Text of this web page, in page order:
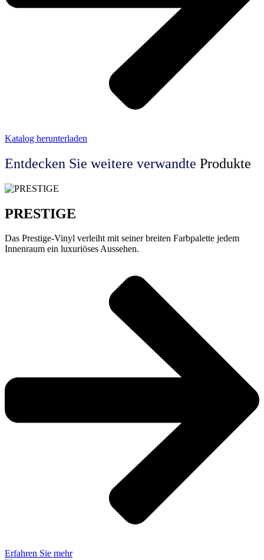
Katalog herunterladen
Entdecken Sie weitere verwandte Produkte
PRESTIGE
Das Prestige-Vinyl verleiht mit seiner breiten Farbpalette jedem
Innenraum ein luxuriöses Aussehen.
Erfahren Sie mehr